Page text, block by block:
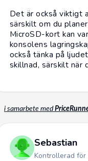
Det är också viktigt
särskilt om du
MicroSD-kort kan
konsolens
också tänka på
skillnad, särskilt när
i samarbete med
Sebastian
Kontrollerad